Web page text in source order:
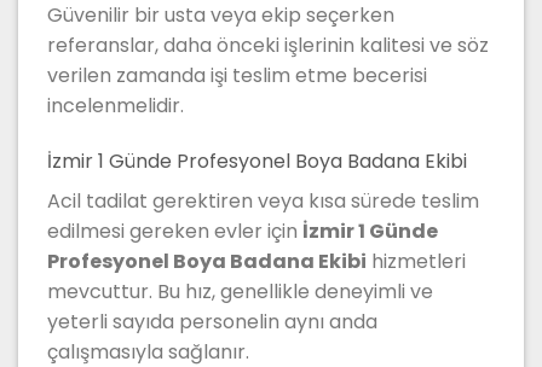
Güvenilir bir usta veya ekip seçerken
referanslar, daha önceki işlerinin kalitesi ve söz
verilen zamanda işi teslim etme becerisi
incelenmelidir.
İzmir 1 Günde Profesyonel Boya Badana Ekibi
Acil tadilat gerektiren veya kısa sürede teslim
edilmesi gereken evler için İzmir 1 Günde
Profesyonel Boya Badana Ekibi hizmetleri
mevcuttur. Bu hız, genellikle deneyimli ve
yeterli sayıda personelin aynı anda
çalışmasıyla sağlanır.